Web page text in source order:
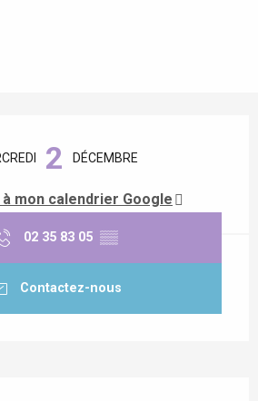
favoris
2 DÉCEMBRE
mon calendrier Google
02 35 83 05 ▒▒
Contactez-nous